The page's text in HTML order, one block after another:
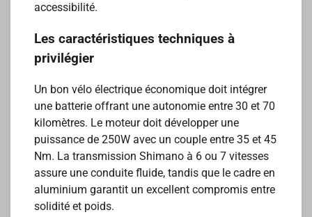
accessibilité.
Les caractéristiques techniques à
privilégier
Un bon vélo électrique économique doit intégrer
une batterie offrant une autonomie entre 30 et 70
kilomètres. Le moteur doit développer une
puissance de 250W avec un couple entre 35 et 45
Nm. La transmission Shimano à 6 ou 7 vitesses
assure une conduite fluide, tandis que le cadre en
aluminium garantit un excellent compromis entre
solidité et poids.